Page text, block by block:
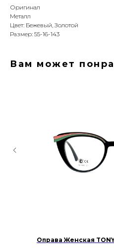
Оригинал
Металл
Цвет: Бежевый, Золотой
Размер: 55-16-143
Вам может
Оправа Женская TONY